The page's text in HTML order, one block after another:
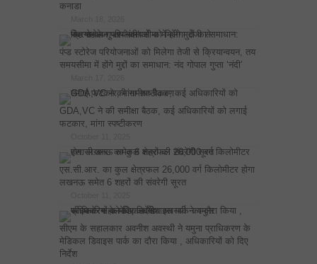
कनाडा
पंप्ड स्टोरेज परियोजनाओं को मिलेगा तेजी से क्रियान्वयन, तय
समयसीमा में होंगे मुद्दों का समाधान: नंद गोपाल गुप्ता ‘नंदी’
GDA,VC ने की समीक्षा बैठक, कई अधिकारियों को लगाई
फटकार, मांगा स्पष्टीकरण
एस.सी.आर. का कुल क्षेत्रफल 26,000 वर्ग किलोमीटर होगा
लखनऊ समेत 6 शहरों की संवरेगी सूरत
सीएम के सहालकार अवनीश अवस्थी ने यमुना प्राधिकरण के
मेडिकल डिवाइस पार्क का दौरा किया , अधिकारियों को दिए
निर्देश